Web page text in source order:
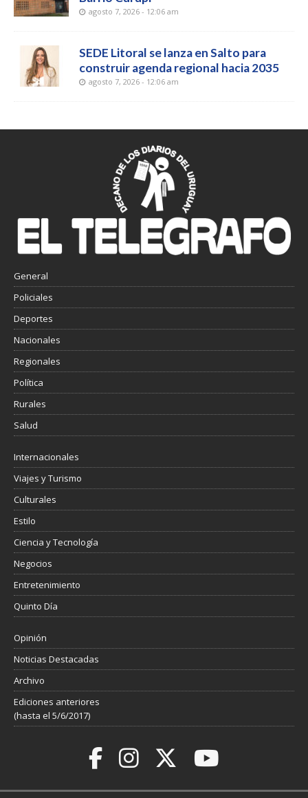
agosto 7, 2026 - 12:06 am
SEDE Litoral se lanza en Salto para
construir agenda regional hacia 2035
agosto 7, 2026 - 12:06 am
General
Policiales
Deportes
Nacionales
Regionales
Política
Rurales
Salud
Internacionales
Viajes y Turismo
Culturales
Estilo
Ciencia y Tecnología
Negocios
Entretenimiento
Quinto Día
Opinión
Noticias Destacadas
Archivo
Ediciones anteriores
(hasta el 5/6/2017)